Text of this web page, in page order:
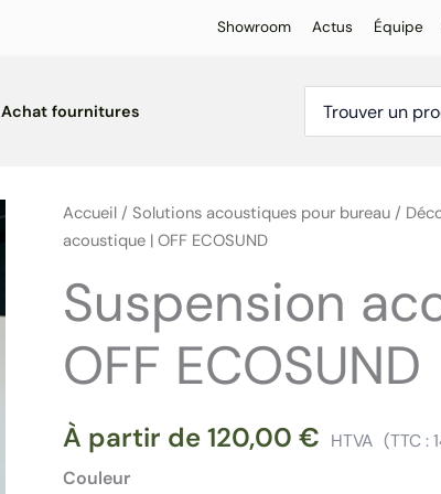
Showroom Actus Équipe
Achat fournitures
Accueil /Solutions acoustiques pour bureau /
acoustique | OFF ECOSUND
Suspension
OFF ECOSUND
À partir de120,00€ HTVA (TTC :
Couleur